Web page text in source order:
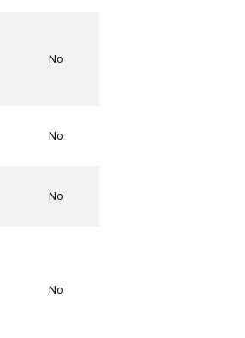
No
No
No
No